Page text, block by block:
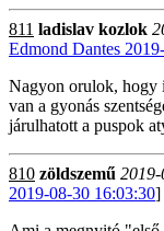
811 ladislav kozlok
Edmond Dantes
Nagyon orulok, hogy
van a gyonás
járulhatott a puspok
810 zöldszemű
2019-08-30 16:03:30]